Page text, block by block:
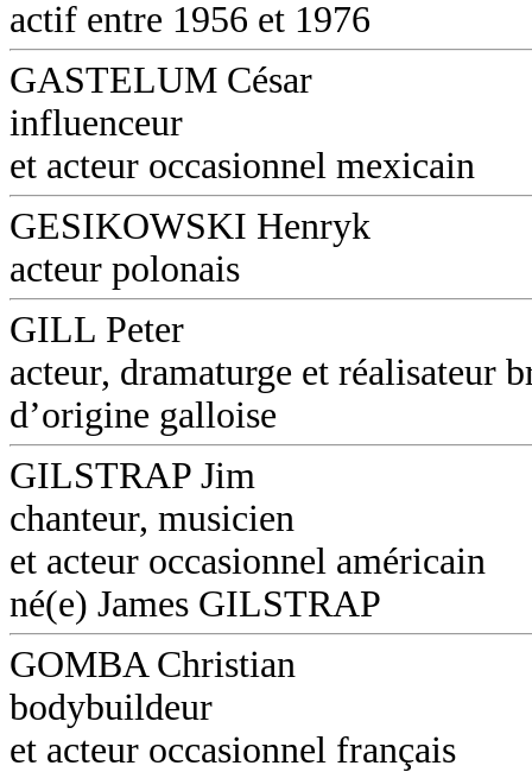
actif entre 1956 et 1976
GASTELUM César
influenceur
et acteur occasionnel mexicain
GESIKOWSKI Henryk
acteur polonais
GILL Peter
acteur, dramaturge et réalisateur
d’origine galloise
GILSTRAP Jim
chanteur, musicien
et acteur occasionnel américain
né(e) James GILSTRAP
GOMBA Christian
bodybuildeur
et acteur occasionnel français